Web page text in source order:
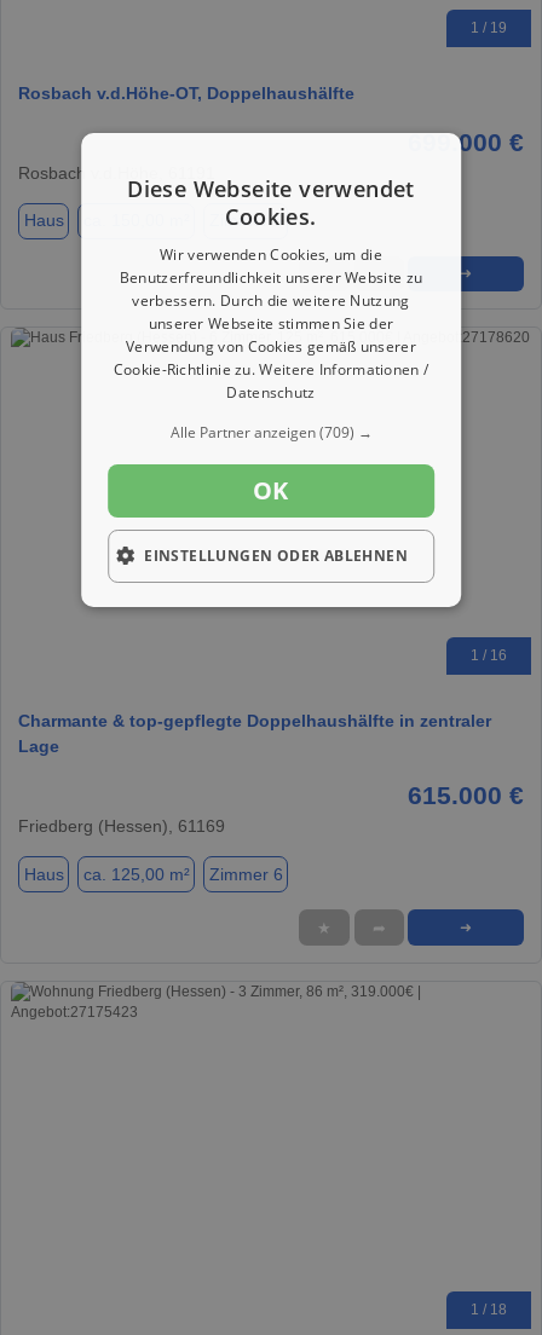
1 / 19
Rosbach v.d.Höhe-OT, Doppelhaushälfte
699.000 €
Rosbach v.d.Höhe, 61191
Haus Zimmer 6
★ ➦ ➜
1 / 16
Charmante & top-gepflegte Doppelhaushälfte in zentraler
Lage
615.000 €
Friedberg (Hessen), 61169
Haus ca. 125,00 m² Zimmer 6
★ ➦ ➜
1 / 18
Diese Webseite verwendet
Cookies.
Wir verwenden Cookies, um die
Benutzerfreundlichkeit unserer Website zu
verbessern. Durch die weitere Nutzung
unserer Webseite stimmen Sie der
Verwendung von Cookies gemäß unserer
Cookie-Richtlinie zu.Weitere Informationen /
Datenschutz
Alle Partner anzeigen(709) →
OK
EINSTELLUNGEN ODER ABLEHNEN